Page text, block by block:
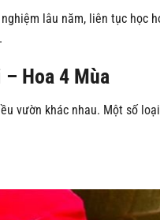
lâu năm, liên tục học
Hoa 4 Mùa
vườn khác nhau. Một số